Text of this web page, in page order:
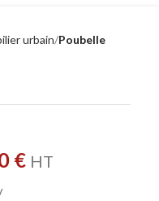
urbain Poubelle
€ HT